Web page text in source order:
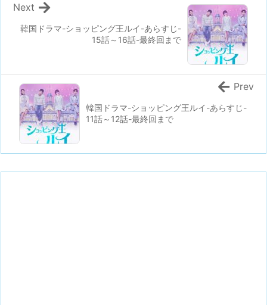
韓国ドラマ-ショッピング王ルイ-あらすじ-
15話～16話-最終回まで
Next
韓国ドラマ-ショッピング王ルイ-あらすじ-
11話～12話-最終回まで
Prev